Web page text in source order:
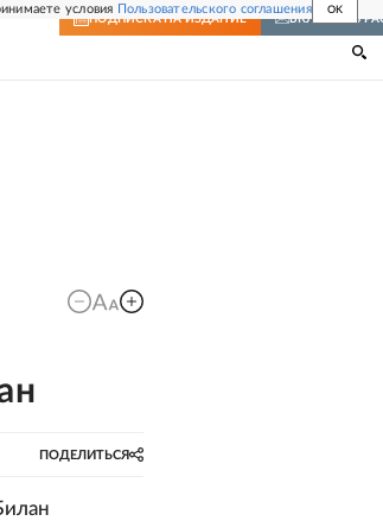
условия Пользовательского соглашения OK
ПОДПИСКА НА ИЗДАНИЕ ВКЛЮЧИТЬ
ПОДЕЛИТЬСЯ